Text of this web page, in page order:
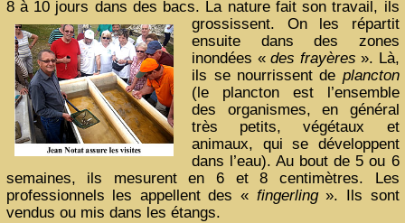
8 à 10 jours dans des bacs. La nature fait son travail, ils
grossissent. On les répartit
ensuite dans des zones
inondées «des frayères ». Là,
ils se nourrissent de plancton
(le plancton est l’ensemble
des organismes, en général
très petits, végétaux et
animaux, qui se développent
dans l’eau). Au bout de 5 ou 6
semaines, ils mesurent en 6 et 8 centimètres. Les
professionnels les appellent des « fingerling». Ils sont
vendus ou mis dans les étangs.